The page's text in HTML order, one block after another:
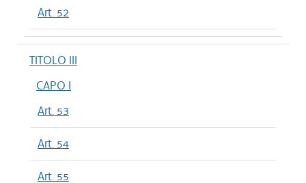
Art. 52
TITOLO III
CAPO I
Art. 53
Art. 54
Art. 55